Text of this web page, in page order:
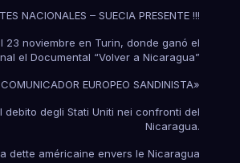
NACIONALES – SUECIA PRESENTE !!!
noviembre en Turin, donde ganó el
el Documental “Volver a Nicaragua”
EUROPEO SANDINISTA»
debito degli Stati Uniti nei confronti del
Nicaragua.
dette américaine envers le Nicaragua